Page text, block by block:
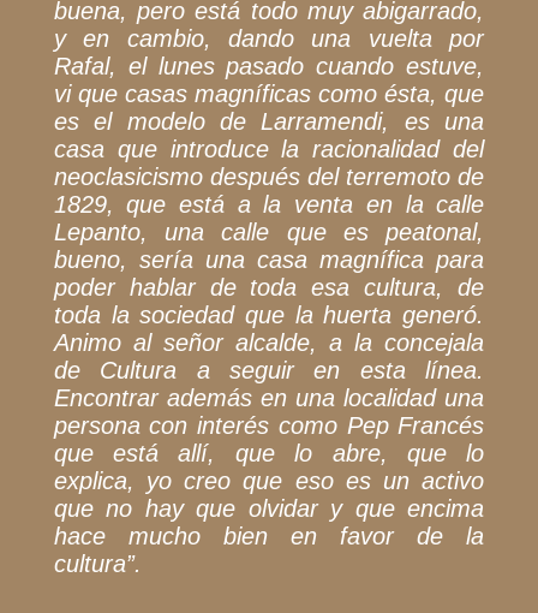
buena, pero está todo muy abigarrado,
y en cambio, dando una vuelta por
Rafal, el lunes pasado cuando estuve,
vi que casas magníficas como ésta, que
es el modelo de Larramendi, es una
casa que introduce la racionalidad del
neoclasicismo después del terremoto de
1829, que está a la venta en la calle
Lepanto, una calle que es peatonal,
bueno, sería una casa magnífica para
poder hablar de toda esa cultura, de
toda la sociedad que la huerta generó.
Animo al señor alcalde, a la concejala
de Cultura a seguir en esta línea.
Encontrar además en una localidad una
persona con interés como Pep Francés
que está allí, que lo abre, que lo
explica, yo creo que eso es un activo
que no hay que olvidar y que encima
hace mucho bien en favor de la
cultura”.